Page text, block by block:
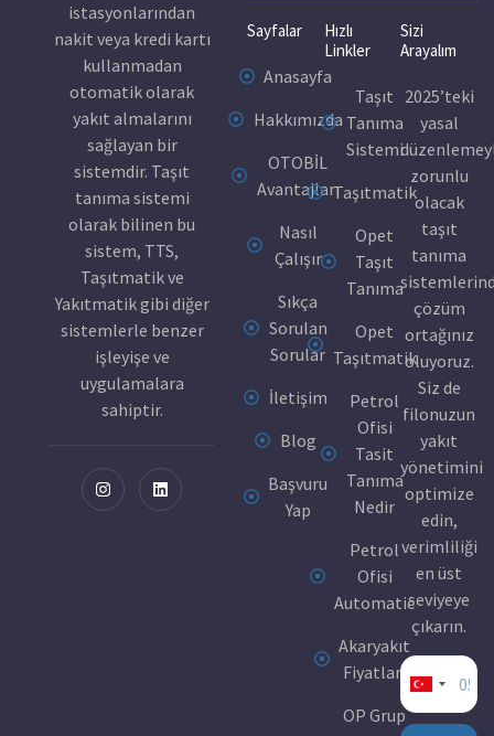
istasyonlarından
nakit veya kredi kartı
kullanmadan
otomatik olarak
yakıt almalarını
sağlayan bir
sistemdir. Taşıt
tanıma sistemi
olarak bilinen bu
sistem, TTS,
Taşıtmatik ve
Yakıtmatik gibi diğer
sistemlerle benzer
işleyişe ve
uygulamalara
sahiptir.
Sayfalar
Anasayfa
Hakkımızda
OTOBİL
Avantajları
Nasıl
Çalışır
Sıkça
Sorulan
Sorular
İletişim
Blog
Başvuru
Yap
Hızlı
Linkler
Taşıt
Tanıma
Sistemi
Taşıtmatik
Opet
Taşıt
Tanıma
Opet
Taşıtmatik
Petrol
Ofisi
Tasit
Tanıma
Nedir
Petrol
Ofisi
Automatic
Akaryakıt
Fiyatları
OP Grup
Sizi
Arayalım
2025’teki
yasal
zorunlu
olacak
taşıt
tanıma
çözüm
ortağınız
oluyoruz.
Siz de
filonuzun
yakıt
yönetimini
optimize
edin,
verimliliği
en üst
seviyeye
çıkarın.
Turkey
+90